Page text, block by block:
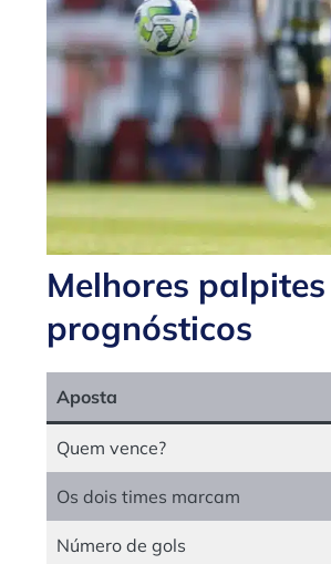
Melhores
prognósticos
Aposta
Quem vence?
Os dois times marcam
Número de gols